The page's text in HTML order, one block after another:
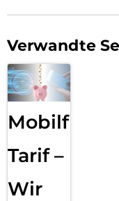
Verwandte
Mobilfunk
Tarif –
Wir